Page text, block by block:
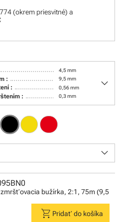
(okrem priesvitné) a
4,5 mm
: 9,5 mm
: 0,56 mm
: 0,3 mm
keyboard_arrow_down
keyboard_arrow_down
bužírka, 2:1, 75m (9,5
shopping_cart Pridať do košíka